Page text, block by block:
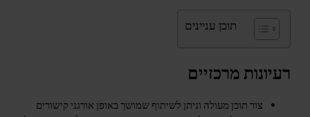
תוכן עניינים
רעיונות מרכזיים
צור תוכן מעולה וניתן לשיתוף שמושך באופן אורגני קישורים